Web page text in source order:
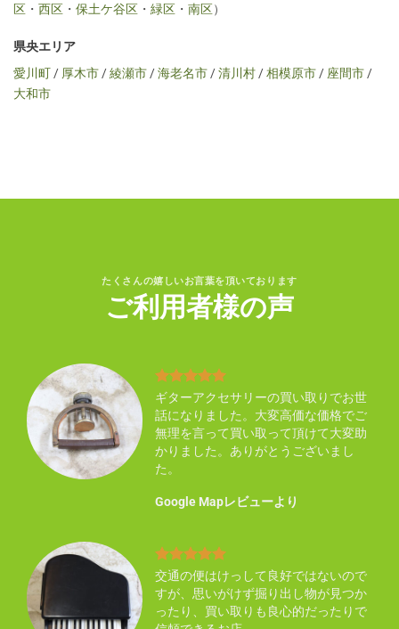
区 ・ 西区 ・ 保土ケ谷区 ・ 緑区 ・ 南区）
県央エリア
愛川町/ 厚木市/綾瀬市/海老名市/清川村/相模原市/ 座間市/
大和市
たくさんの嬉しいお言葉を頂いております
ご利用者様の声
ギターアクセサリーの買い取りでお世
話になりました。大変高価な価格でご
無理を言って買い取って頂けて大変助
かりました。ありがとうございまし
た。
Google Mapレビューより
交通の便はけっして良好ではないので
すが、思いがけず掘り出し物が見つか
ったり、買い取りも良心的だったりで